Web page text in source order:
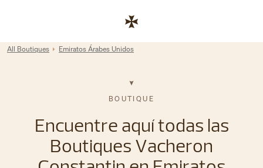
Enlace al sitio web corporativo
Return to Nav
All Boutiques Emiratos Árabes Unidos
BOUTIQUE
Encuentre aquí todas las
Boutiques Vacheron